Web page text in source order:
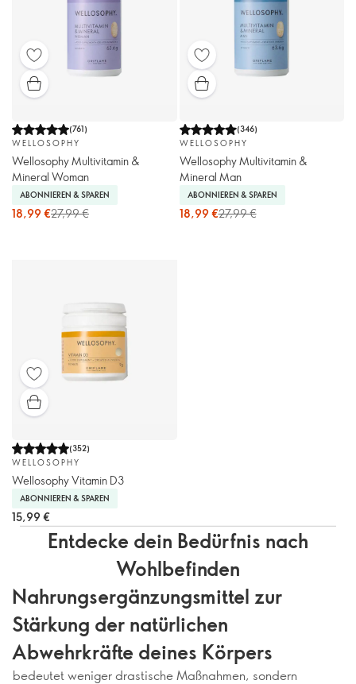
(761)
WELLOSOPHY
Wellosophy Multivitamin &
Mineral Woman
ABONNIEREN & SPAREN
18,99 €27,99 €
(346)
WELLOSOPHY
Wellosophy Multivitamin &
Mineral Man
ABONNIEREN & SPAREN
18,99 €27,99 €
(352)
WELLOSOPHY
Wellosophy Vitamin D3
ABONNIEREN & SPAREN
15,99 €
Entdecke dein Bedürfnis nach
Wohlbefinden
Nahrungsergänzungsmittel zur
Stärkung der natürlichen
Abwehrkräfte deines Körpers
bedeutet weniger drastische Maßnahmen, sondern